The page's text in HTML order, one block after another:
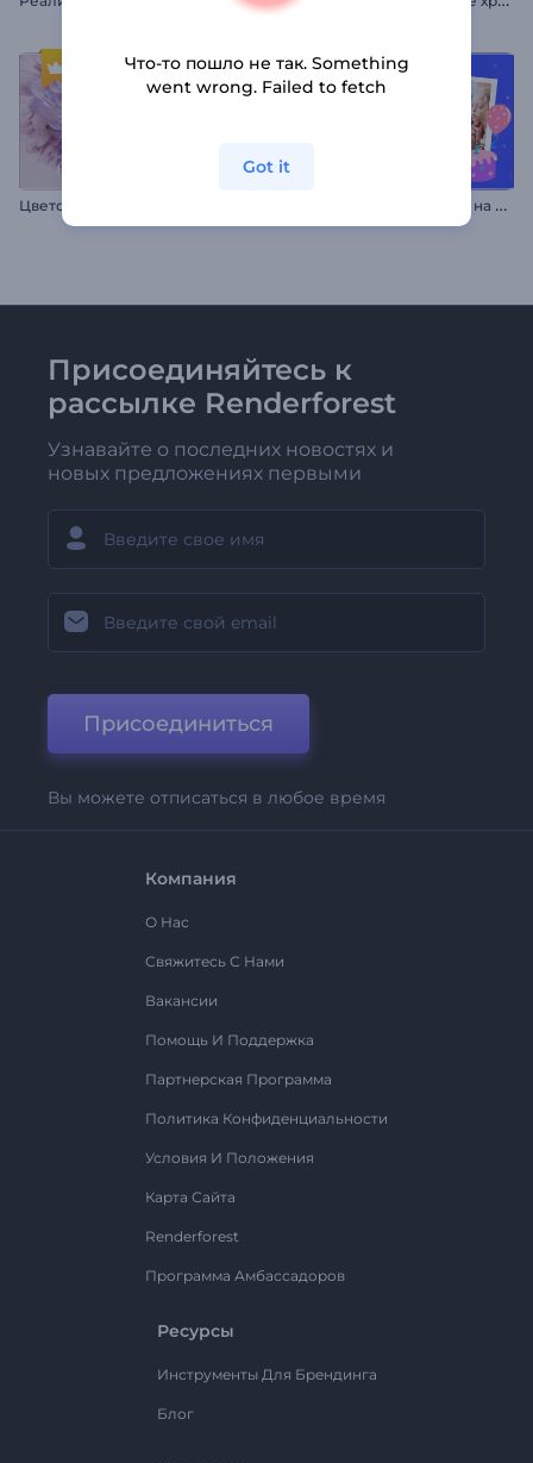
К
расочное Приглашение на День Рождения
Присоединяйтесь к
рассылке Renderforest
Узнавайте о последних новостях и
новых предложениях первыми
Присоединиться
Вы можете отписаться в любое время
Компания
О Нас
Свяжитесь С Нами
Вакансии
Помощь И Поддержка
Партнерская Программа
Политика Конфиденциальности
Условия И Положения
Карта Сайта
Renderforest
Программа Амбассадоров
Ресурсы
Инструменты Для Брендинга
Блог
Что-то пошло не так. Something
went wrong. Failed to fetch
Got it